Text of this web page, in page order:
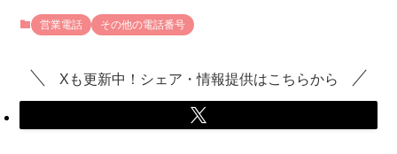
営業電話 その他の電話番号
Xも更新中！シェア・情報提供はこちらから